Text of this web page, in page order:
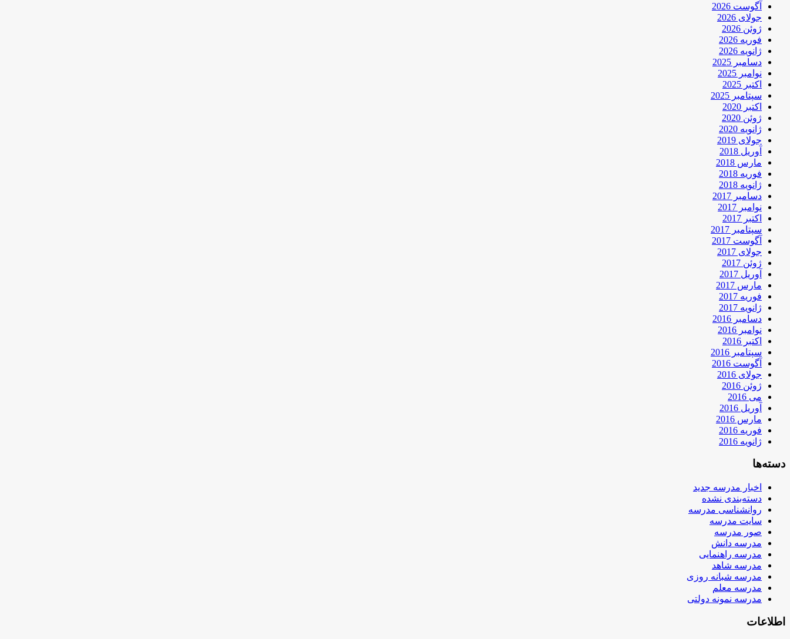
آگوست 2026
جولای 2026
ژوئن 2026
فوریه 2026
ژانویه 2026
دسامبر 2025
نوامبر 2025
اکتبر 2025
سپتامبر 2025
اکتبر 2020
ژوئن 2020
ژانویه 2020
جولای 2019
آوریل 2018
مارس 2018
فوریه 2018
ژانویه 2018
دسامبر 2017
نوامبر 2017
اکتبر 2017
سپتامبر 2017
آگوست 2017
جولای 2017
ژوئن 2017
آوریل 2017
مارس 2017
فوریه 2017
ژانویه 2017
دسامبر 2016
نوامبر 2016
اکتبر 2016
سپتامبر 2016
آگوست 2016
جولای 2016
ژوئن 2016
می 2016
آوریل 2016
مارس 2016
فوریه 2016
ژانویه 2016
دسته‌ها
اخبار مدرسه جدید
دسته‌بندی نشده
روانشناسی مدرسه
سایت مدرسه
صور مدرسه
مدرسه دانش
مدرسه راهنمایی
مدرسه شاهد
مدرسه شبانه روزی
مدرسه معلم
مدرسه نمونه دولتی
اطلاعات